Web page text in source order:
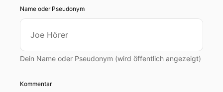
Name oder Pseudonym
Dein Name oder Pseudonym (wird öffentlich angezeigt)
Kommentar